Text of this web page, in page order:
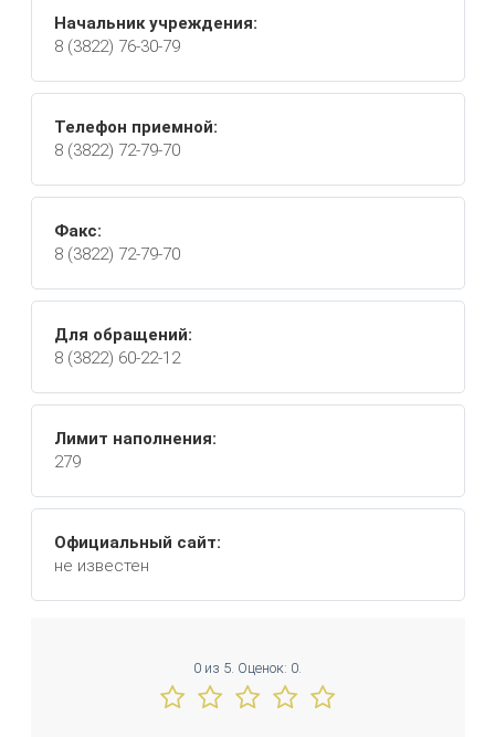
Начальник учреждения:
8 (3822) 76-30-79
Телефон приемной:
8 (3822) 72-79-70
Факс:
8 (3822) 72-79-70
Для обращений:
8 (3822) 60-22-12
Лимит наполнения:
279
Официальный сайт:
не известен
0 из 5. Оценок: 0